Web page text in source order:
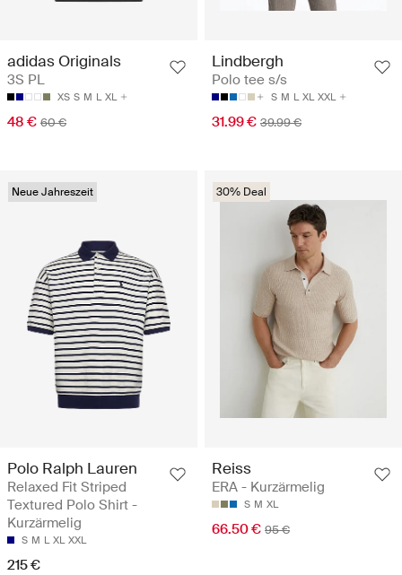
adidas Originals
3S PL
XS S M L XL
48 € 60 €
Lindbergh
Polo tee s/s
S M L XL XXL
31.99 € 39.99 €
Neue Jahreszeit
Polo Ralph Lauren
Relaxed Fit Striped
Textured Polo Shirt -
Kurzärmelig
S M L XL XXL
215 €
30% Deal
Reiss
ERA - Kurzärmelig
S M XL
66.50 € 95 €